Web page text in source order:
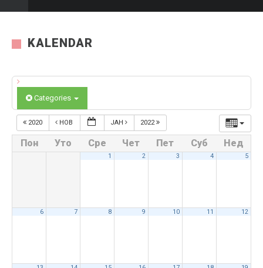
KALENDAR
Categories
2020 НОВ ЈАН 2022
Пон Уто Сре Чет Пет Суб Нед
1 2 3 4 5
6 7 8 9 10 11 12